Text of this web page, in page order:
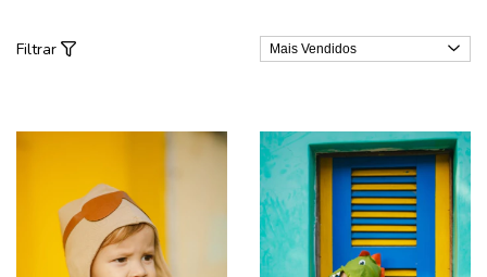
Filtrar